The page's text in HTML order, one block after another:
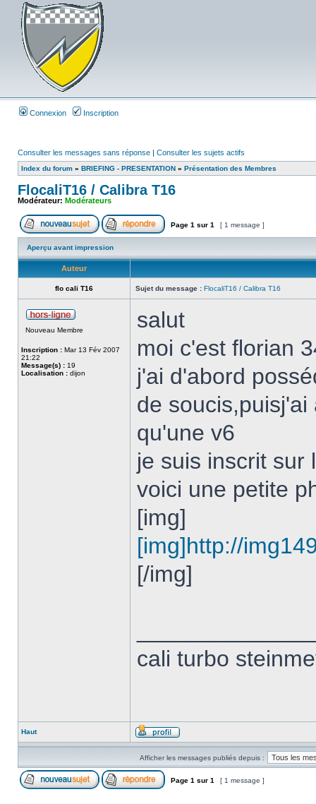
Connexion Inscription
Consulter les messages sans réponse | Consulter les sujets actifs
Index du forum » BRIEFING - PRESENTATION » Présentation des Membres
FlocaliT16 / Calibra T16
Modérateur: Modérateurs
Page 1 sur 1 [ 1 message ]
Aperçu avant impression
Auteur
flo cali T16 Sujet du message : FlocaliT16 / Calibra T16
Nouveau Membre
Inscription : Mar 13 Fév 2007
21:22
Message(s) : 19
Localisation : dijon
salut
moi c'est florian
j'ai d'abord
de
qu'une v6
je suis inscrit sur
voici une petite
[img]
[img]http://
[/img]
cali turbo
Haut
Afficher les messages publiés depuis :
Page 1 sur 1 [ 1 message ]